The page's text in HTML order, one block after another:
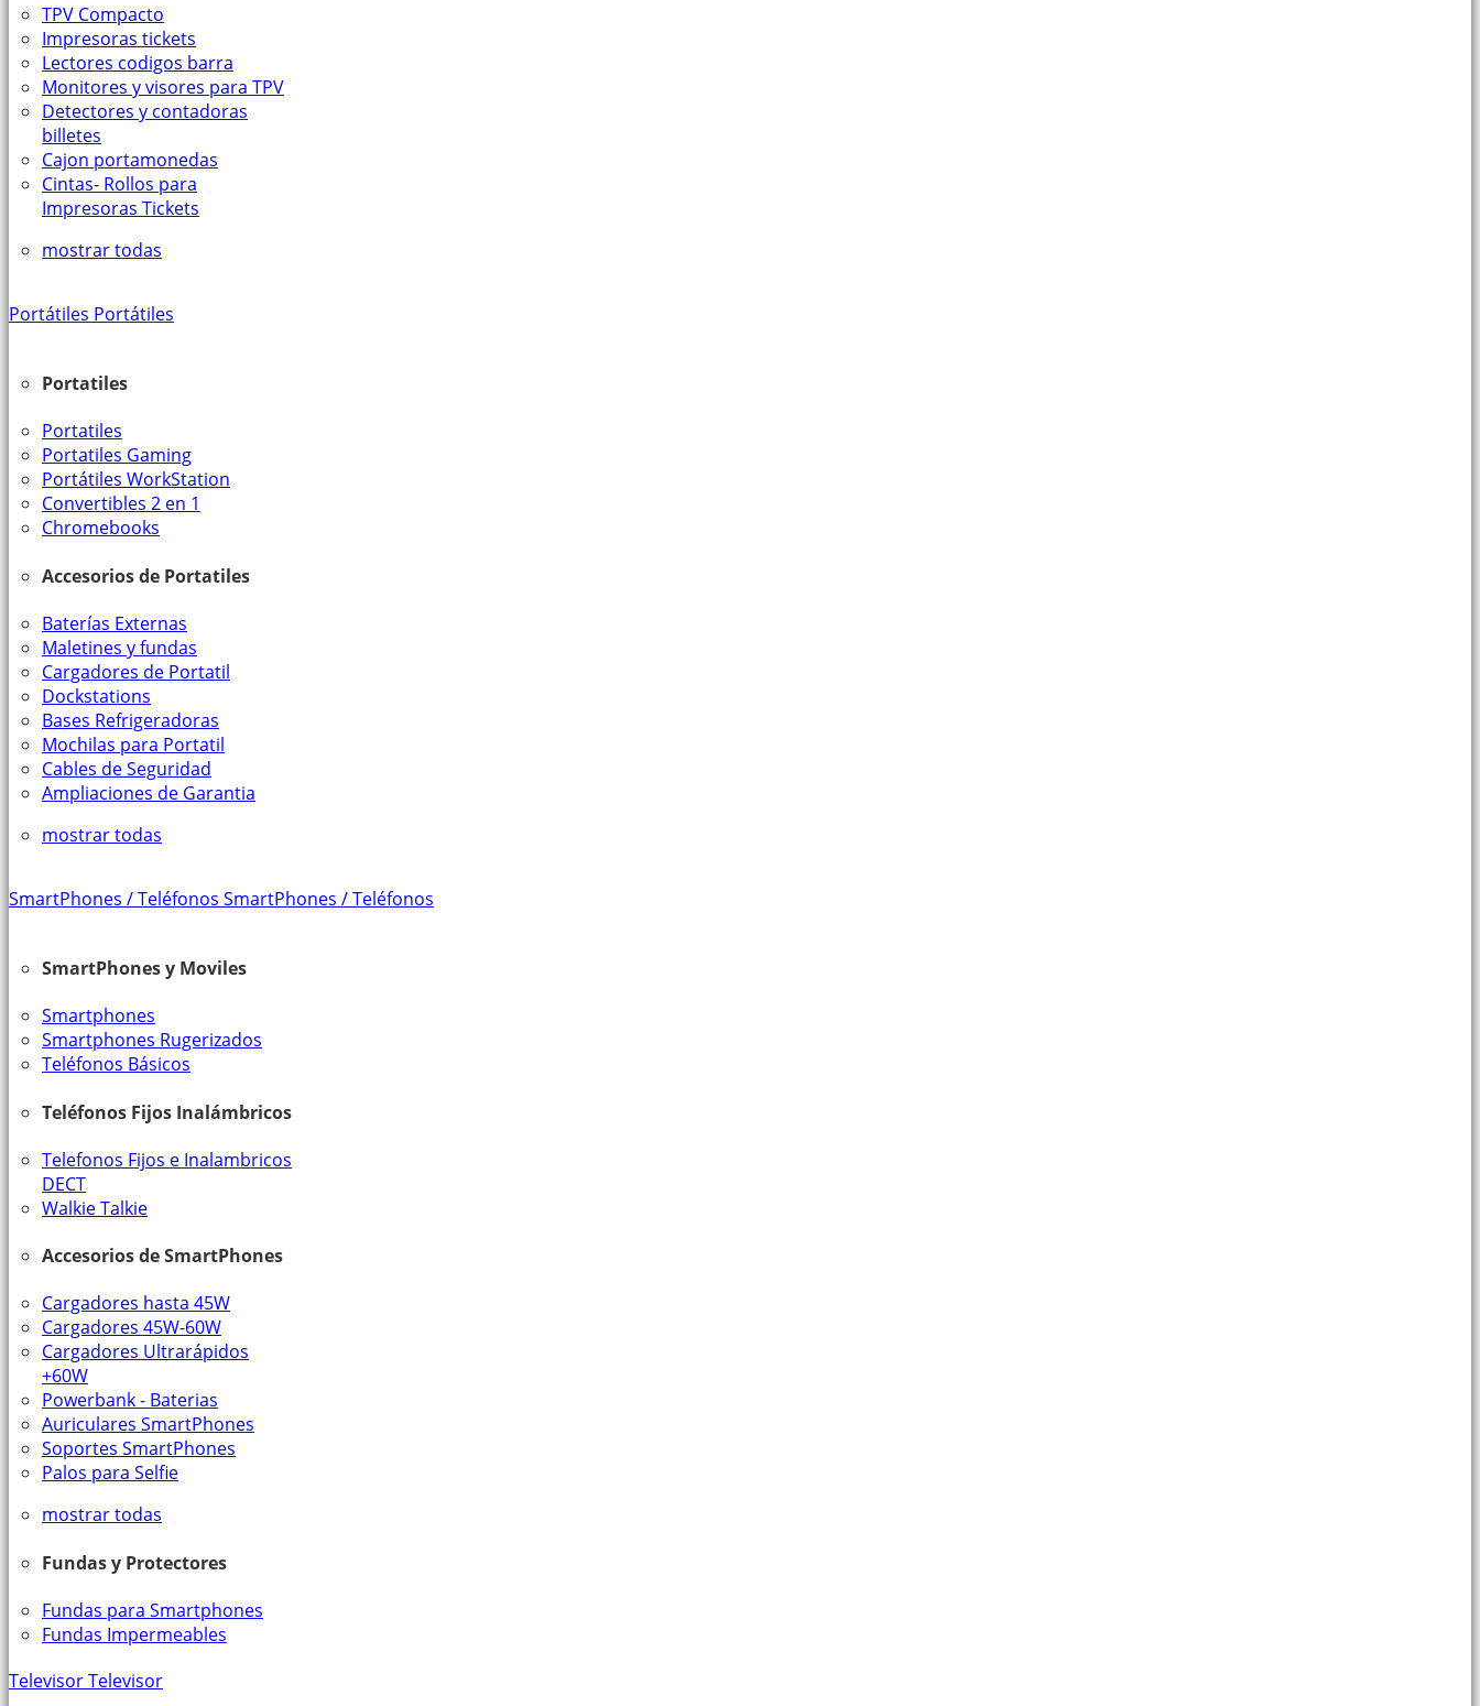
TPV Compacto
Impresoras tickets
Lectores codigos barra
Monitores y visores para TPV
Detectores y contadoras
billetes
Cajon portamonedas
Cintas- Rollos para
Impresoras Tickets
mostrar todas
Portátiles Portátiles
Portatiles
Portatiles
Portatiles Gaming
Portátiles WorkStation
Convertibles 2 en 1
Chromebooks
Accesorios de Portatiles
Baterías Externas
Maletines y fundas
Cargadores de Portatil
Dockstations
Bases Refrigeradoras
Mochilas para Portatil
Cables de Seguridad
Ampliaciones de Garantia
mostrar todas
SmartPhones / Teléfonos SmartPhones / Teléfonos
SmartPhones y Moviles
Smartphones
Smartphones Rugerizados
Teléfonos Básicos
Teléfonos Fijos Inalámbricos
Telefonos Fijos e Inalambricos
DECT
Walkie Talkie
Accesorios de SmartPhones
Cargadores hasta 45W
Cargadores 45W-60W
Cargadores Ultrarápidos
+60W
Powerbank - Baterias
Auriculares SmartPhones
Soportes SmartPhones
Palos para Selfie
mostrar todas
Fundas y Protectores
Fundas para Smartphones
Fundas Impermeables
TelevisorTelevisor